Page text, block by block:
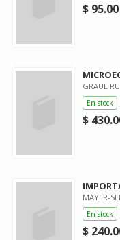
$ 95.00
GRAUE
En stock
$
MAYER-
En stock
$